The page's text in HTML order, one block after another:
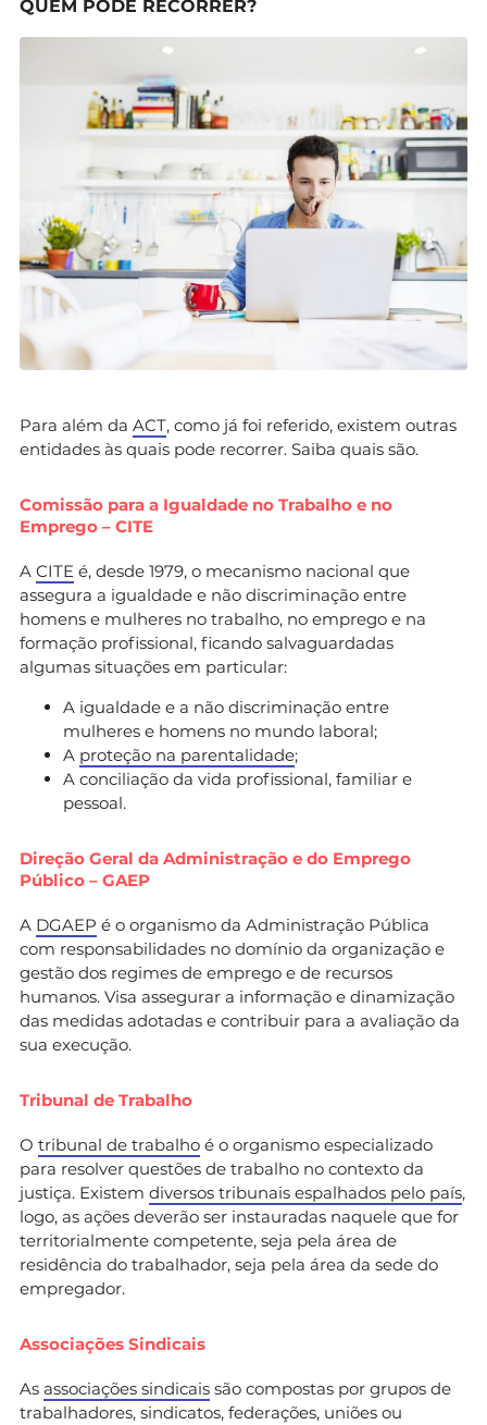
QUEM PODE RECORRER?
Para além da ACT, como já foi referido, existem outras
entidades às quais pode recorrer. Saiba quais são.
Comissão para a Igualdade no Trabalho e no
Emprego – CITE
A CITE é, desde 1979, o mecanismo nacional que
assegura a igualdade e não discriminação entre
homens e mulheres no trabalho, no emprego e na
formação profissional, ficando salvaguardadas
algumas situações em particular:
A igualdade e a não discriminação entre
mulheres e homens no mundo laboral;
A proteção na parentalidade;
A conciliação da vida profissional, familiar e
pessoal.
Direção Geral da Administração e do Emprego
Público – GAEP
A DGAEP é o organismo da Administração Pública
com responsabilidades no domínio da organização e
gestão dos regimes de emprego e de recursos
humanos. Visa assegurar a informação e dinamização
das medidas adotadas e contribuir para a avaliação da
sua execução.
Tribunal de Trabalho
O tribunal de trabalho é o organismo especializado
para resolver questões de trabalho no contexto da
justiça. Existem diversos tribunais espalhados pelo país,
logo, as ações deverão ser instauradas naquele que for
territorialmente competente, seja pela área de
residência do trabalhador, seja pela área da sede do
empregador.
Associações Sindicais
As associações sindicais são compostas por grupos de
trabalhadores, sindicatos, federações, uniões ou